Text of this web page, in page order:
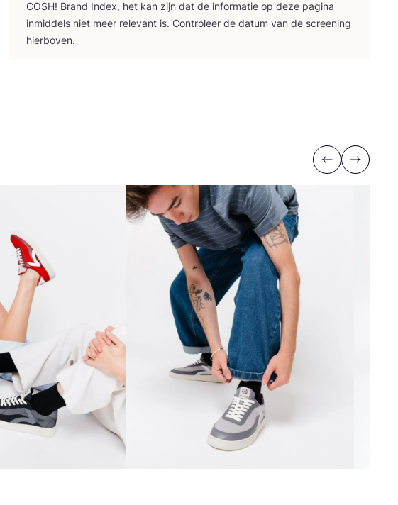
COSH! Brand Index, het kan zijn dat de infor­ma­tie op deze pagi­na
inmid­dels niet meer rele­vant is. Con­tro­leer de datum van de scree­ning
hierboven.
Previous
Next